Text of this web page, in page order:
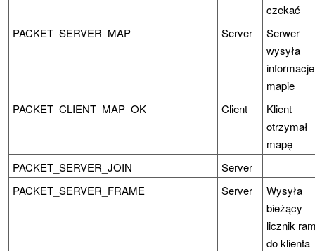
czekać
PACKET_SERVER_MAP
Server
Serwer
wysyła
mapie
PACKET_CLIENT_MAP_OK
Client
Klient
otrzymał
mapę
PACKET_SERVER_JOIN
Server
PACKET_SERVER_FRAME
Server
Wysyła
bieżący
licznik
do klienta